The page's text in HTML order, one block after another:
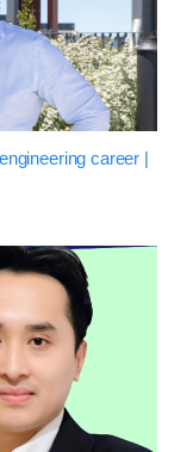
career |